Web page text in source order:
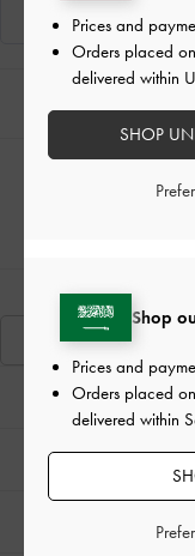
Shop
Prices and
Orders placed on
delivered within
Prices and
Orders placed on
delivered within
SHOP